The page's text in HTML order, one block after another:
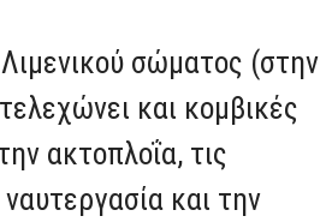
σώματος (στην
και κομβικές
ακτοπλοΐα, τις
και την